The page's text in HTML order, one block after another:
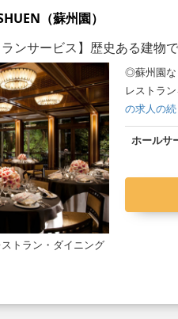
（蘇州園）
ンサービス】歴史ある建物
トラン・ダイニング
◎蘇州園な
レストラ
の求人の
ホールサ